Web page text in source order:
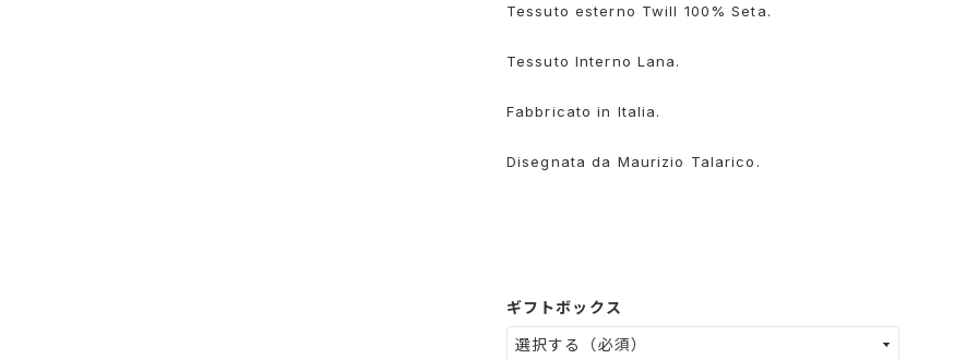
Tessuto esterno Twill 100% Seta.
Tessuto Interno Lana.
Fabbricato in Italia.
Disegnata da Maurizio Talarico.
ギフトボックス